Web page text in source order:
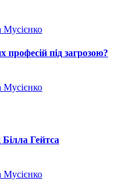
Мусієнко
під загрозою?
Мусієнко
Білла Гейтса
Мусієнко